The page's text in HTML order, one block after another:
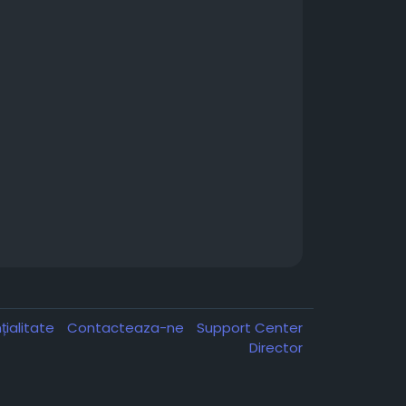
Contacteaza-ne
Support Center
Director